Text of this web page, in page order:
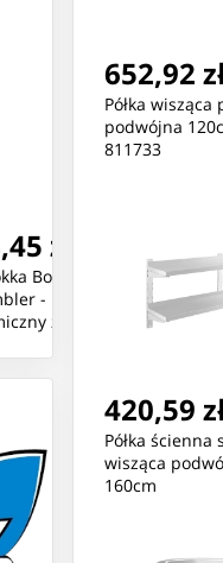
Nowość
zł
Boost Coffee
- Kubek
ze stali
652,92
Półka
podwójna
811733
420,59
Półka ścienna
wisząca
160cm